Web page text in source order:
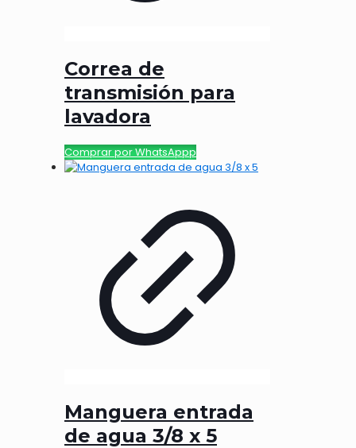
Correa de
transmisión para
lavadora
Comprar por WhatsAppp
Manguera entrada
de agua 3/8 x 5